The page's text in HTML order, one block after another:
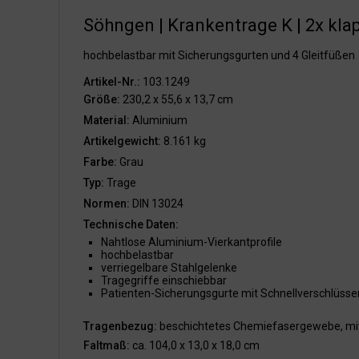
Söhngen | Krankentrage K | 2x
hochbelastbar mit Sicherungsgurten und 4 Gleitfüßen
Artikel-Nr.: 103.1249
Größe: 230,2 x 55,6 x 13,7 cm
Material: Aluminium
Artikelgewicht: 8.161 kg
Farbe: Grau
Typ: Trage
Normen: DIN 13024
Technische Daten:
Nahtlose Aluminium-Vierkantprofile
hochbelastbar
verriegelbare Stahlgelenke
Tragegriffe einschiebbar
Patienten-Sicherungsgurte mit
Tragenbezug: beschichtetes Chemiefasergewebe,
Faltmaß: ca. 104,0 x 13,0 x 18,0 cm